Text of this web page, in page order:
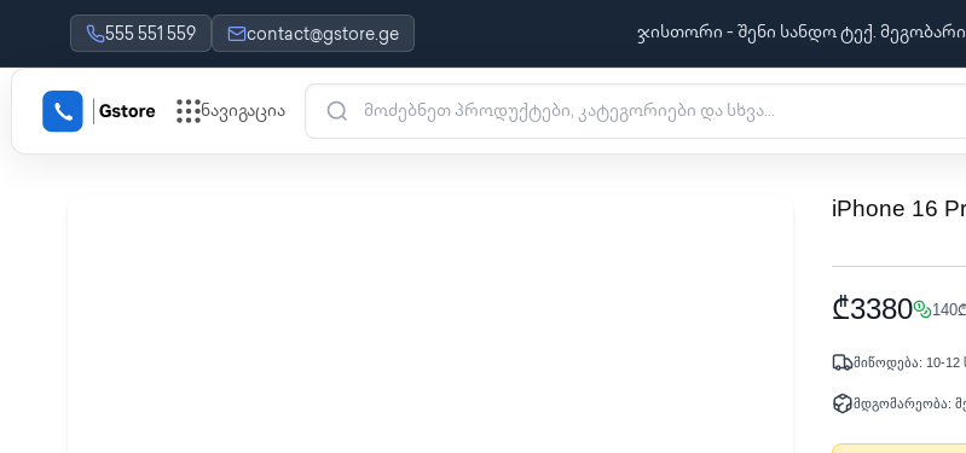
555 551 559 contact@gstore.ge ჯისთორი - შენი სანდო ტექ. მეგობარი
ნავიგაცია